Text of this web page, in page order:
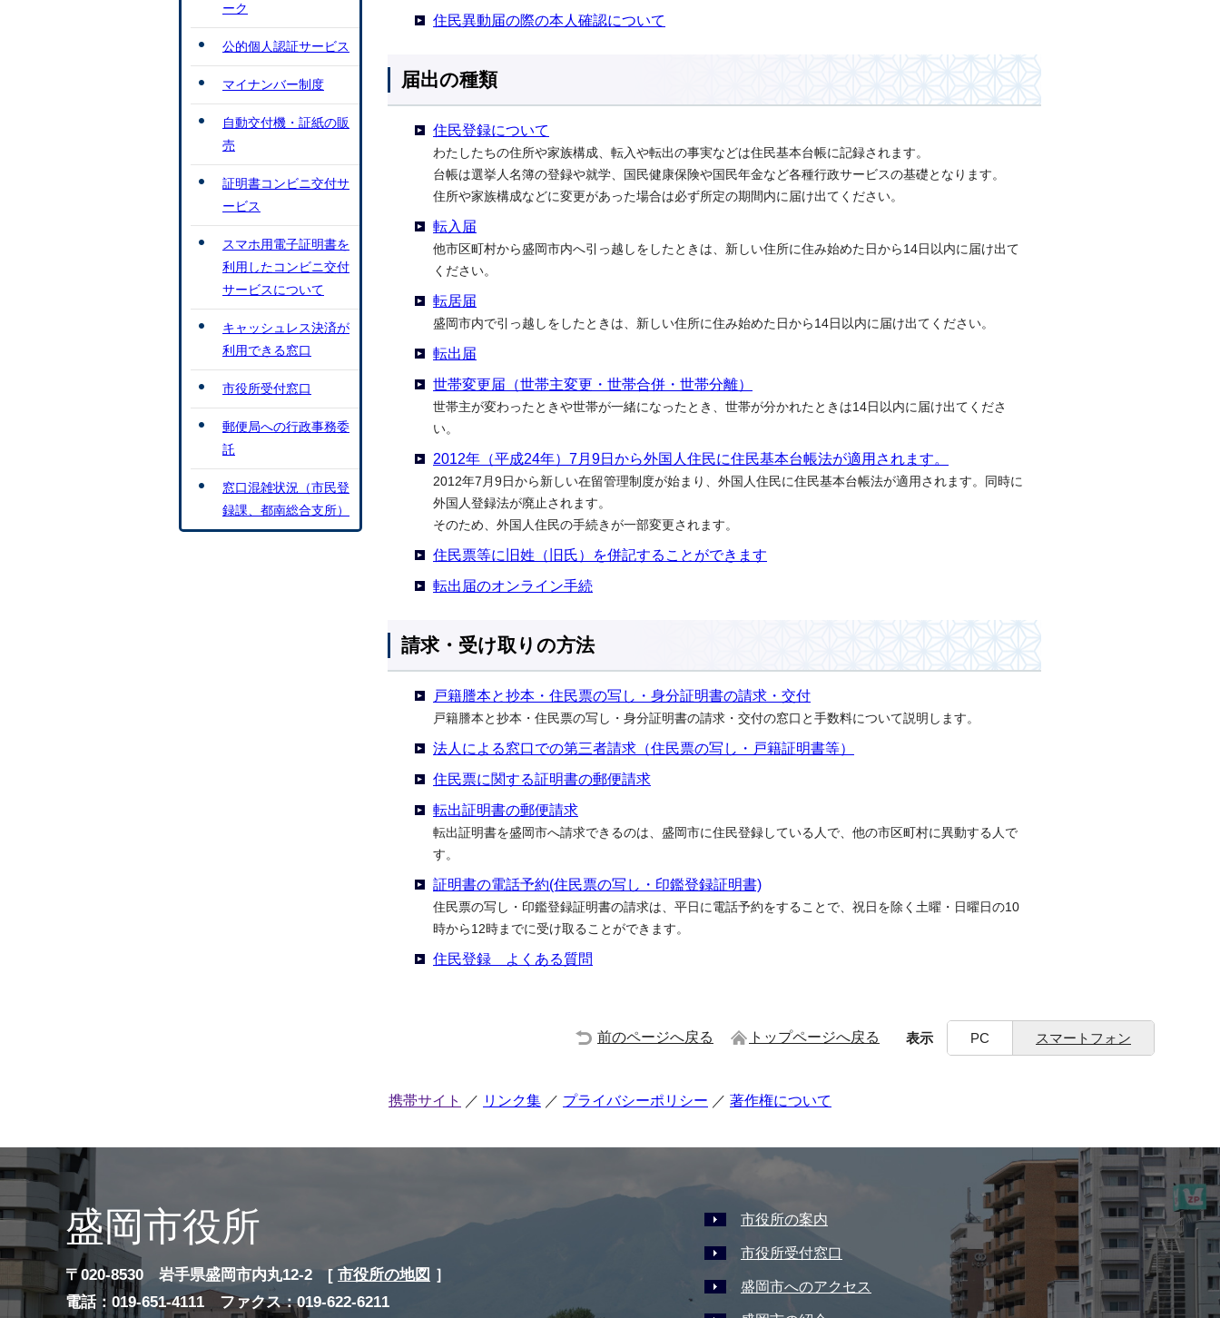
住民異動届の際の本人確認について
届出の種類
住民登録について
わたしたちの住所や家族構成、転入や転出の事実などは住民基本台帳に記録されます。
台帳は選挙人名簿の登録や就学、国民健康保険や国民年金など各種行政サービスの基礎となります。
住所や家族構成などに変更があった場合は必ず所定の期間内に届け出てください。
転入届
他市区町村から盛岡市内へ引っ越しをしたときは、新しい住所に住み始めた日から14日以内に届け出て
ください。
転居届
盛岡市内で引っ越しをしたときは、新しい住所に住み始めた日から14日以内に届け出てください。
転出届
世帯変更届（世帯主変更・世帯合併・世帯分離）
世帯主が変わったときや世帯が一緒になったとき、世帯が分かれたときは14日以内に届け出てくださ
い。
2012年（平成24年）7月9日から外国人住民に住民基本台帳法が適用されます。
2012年7月9日から新しい在留管理制度が始まり、外国人住民に住民基本台帳法が適用されます。同時に
外国人登録法が廃止されます。
そのため、外国人住民の手続きが一部変更されます。
住民票等に旧姓（旧氏）を併記することができます
転出届のオンライン手続
請求・受け取りの方法
戸籍謄本と抄本・住民票の写し・身分証明書の請求・交付
戸籍謄本と抄本・住民票の写し・身分証明書の請求・交付の窓口と手数料について説明します。
法人による窓口での第三者請求（住民票の写し・戸籍証明書等）
住民票に関する証明書の郵便請求
転出証明書の郵便請求
転出証明書を盛岡市へ請求できるのは、盛岡市に住民登録している人で、他の市区町村に異動する人で
す。
証明書の電話予約(住民票の写し・印鑑登録証明書)
住民票の写し・印鑑登録証明書の請求は、平日に電話予約をすることで、祝日を除く土曜・日曜日の10
時から12時までに受け取ることができます。
住民登録 よくある質問
ーク
公的個人認証サービス
マイナンバー制度
自動交付機・証紙の販
売
証明書コンビニ交付サ
ービス
スマホ用電子証明書を
利用したコンビニ交付
サービスについて
キャッシュレス決済が
利用できる窓口
市役所受付窓口
郵便局への行政事務委
託
窓口混雑状況（市民登
録課、都南総合支所）
前のページへ戻る トップページへ戻る 表示 PC スマートフォン
携帯サイト リンク集 プライバシーポリシー 著作権について
盛岡市役所
〒020-8530 岩手県盛岡市内丸12-2 [ 市役所の地図 ］
電話：019-651-4111 ファクス：019-622-6211
市役所の案内
市役所受付窓口
盛岡市へのアクセス